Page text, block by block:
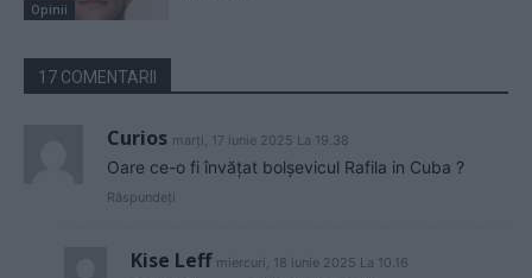
Opinii
17 COMENTARII
Curios marți, 17 iunie 2025 La 19.38
Oare ce-o fi învățat bolșevicul Rafila in Cuba ?
Răspundeți
Kise Leff miercuri, 18 iunie 2025 La 10.16